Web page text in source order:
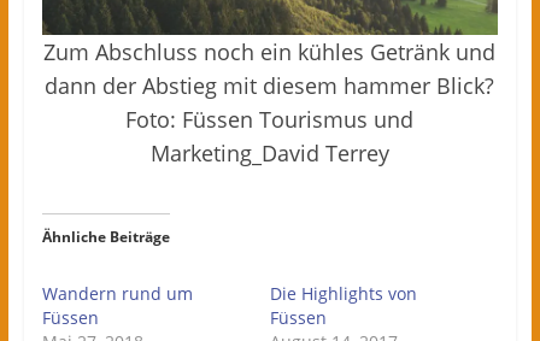
Zum Abschluss noch ein kühles Getränk und
dann der Abstieg mit diesem hammer Blick?
Foto: Füssen Tourismus und
Marketing_David Terrey
Ähnliche Beiträge
Wandern rund um
Füssen
Die Highlights von
Füssen